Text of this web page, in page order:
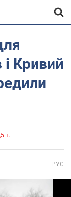
і Кривий
т.
РУС